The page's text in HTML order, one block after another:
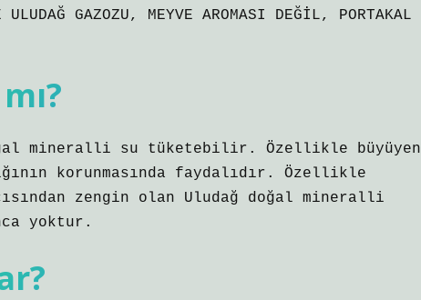
GAZOZU, MEYVE AROMASI DEĞİL, PORTAKAL
mineralli su tüketebilir. Özellikle büyüyen
korunmasında faydalıdır. Özellikle
zengin olan Uludağ doğal mineralli
yoktur.